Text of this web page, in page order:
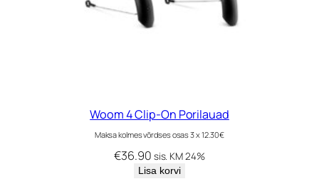
Woom 4 Clip-On Porilauad
Maksa kolmes võrdses osas 3 x 12.30€
€36.90 sis. KM 24%
Lisa korvi